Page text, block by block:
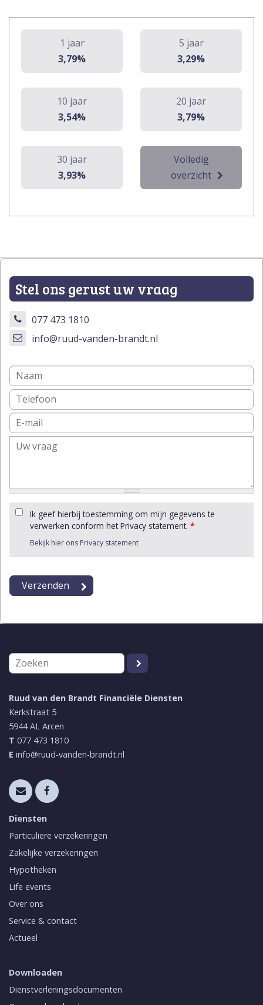
1 jaar
3,79%
5 jaar
3,29%
10 jaar
3,54%
20 jaar
3,79%
30 jaar
3,93%
Volledig
overzicht
Stel ons gerust uw vraag
077 473 1810
info@ruud-vanden-brandt.nl
Ik geef hierbij toestemming om mijn gegevens te
verwerken conform het Privacy statement. *
Bekijk hier ons Privacy statement
Ruud van den Brandt Financiële Diensten
Kerkstraat 5
5944 AL Arcen
T 077 473 1810
E info@ruud-vanden-brandt.nl
Diensten
Particuliere verzekeringen
Zakelijke verzekeringen
Hypotheken
Life events
Over ons
Service & contact
Actueel
Downloaden
Dienstverleningsdocumenten